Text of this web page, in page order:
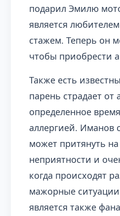
подарил Эмилю
является
стажем. Теперь он
чтобы приобрести
Также есть
парень страдает от
определенное
аллергией. Иманов
может притянуть
неприятности и
когда происходят
мажорные
является также